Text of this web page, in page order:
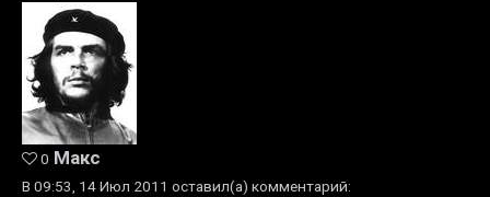
0 Макс
В 09:53, 14 Июл 2011 оставил(а) комментарий: